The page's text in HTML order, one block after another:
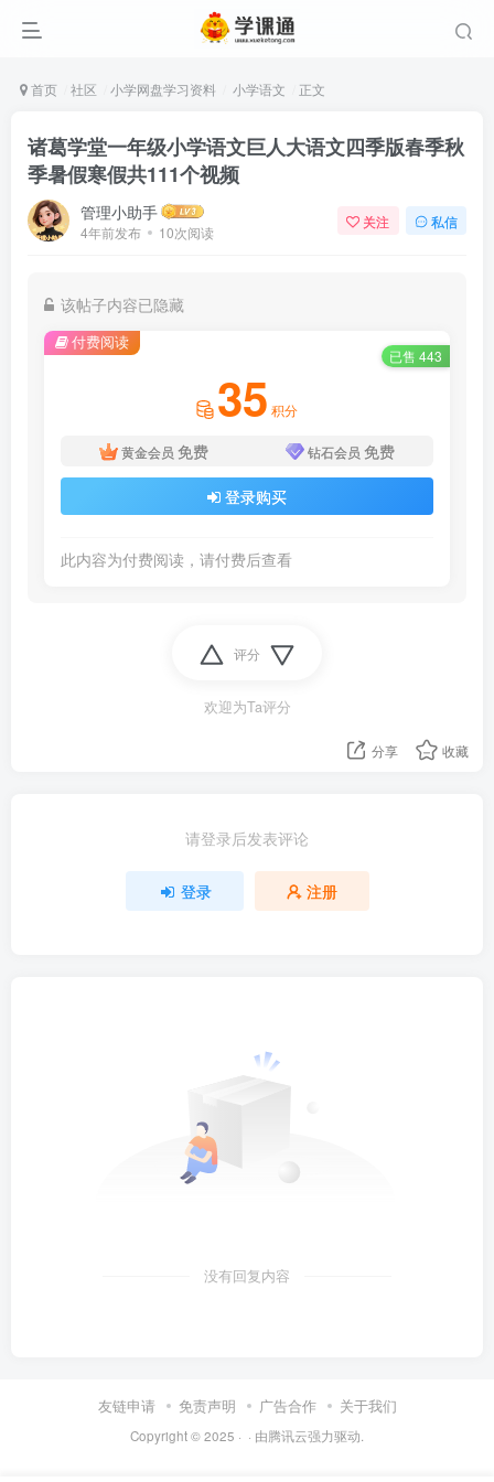
首页 社区 小学网盘学习资料 小学语文 正文
诸葛学堂一年级小学语文巨人大语文四季版春季秋
季暑假寒假共111个视频
管理小助手
4年前发布 10次阅读
关注 私信
该帖子内容已隐藏
付费阅读
已售 443
35 积分
黄金会员 免费 钻石会员 免费
登录购买
此内容为付费阅读，请付费后查看
评分
欢迎为Ta评分
分享 收藏
请登录后发表评论
登录 注册
没有回复内容
友链申请 免责声明 广告合作 关于我们
Copyright © 2025 · · 由腾讯云强力驱动.